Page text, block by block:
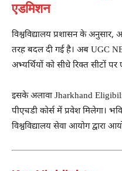
एडमिशन
विश्वविद्यालय प्रशासन के अनुसार,
तरह बदल दी गई है। अब UGC
अभ्यर्थियों को सीधे रिक्त सीटों पर
इसके अलावा Jharkhand
पीएचडी कोर्स में प्रवेश मिलेगा।
विश्वविद्यालय सेवा आयोग द्वारा